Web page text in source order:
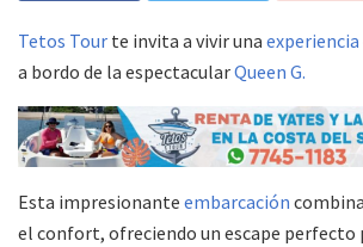
Tetos Tour te invita a vivir una experiencia
a bordo de la espectacularQueen G.
Esta impresionante embarcación
el confort, ofreciendo un escape perfecto